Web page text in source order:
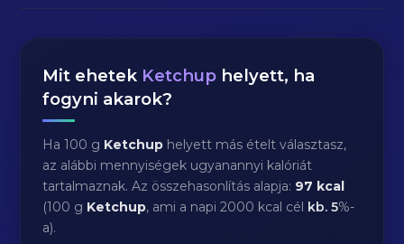
Mit ehetek Ketchup helyett, ha
fogyni akarok?
Ha 100 g Ketchup helyett más ételt választasz,
az alábbi mennyiségek ugyanannyi kalóriát
tartalmaznak. Az összehasonlítás alapja: 97 kcal
(100 g Ketchup, ami a napi 2000 kcal cél kb.5%-
a).